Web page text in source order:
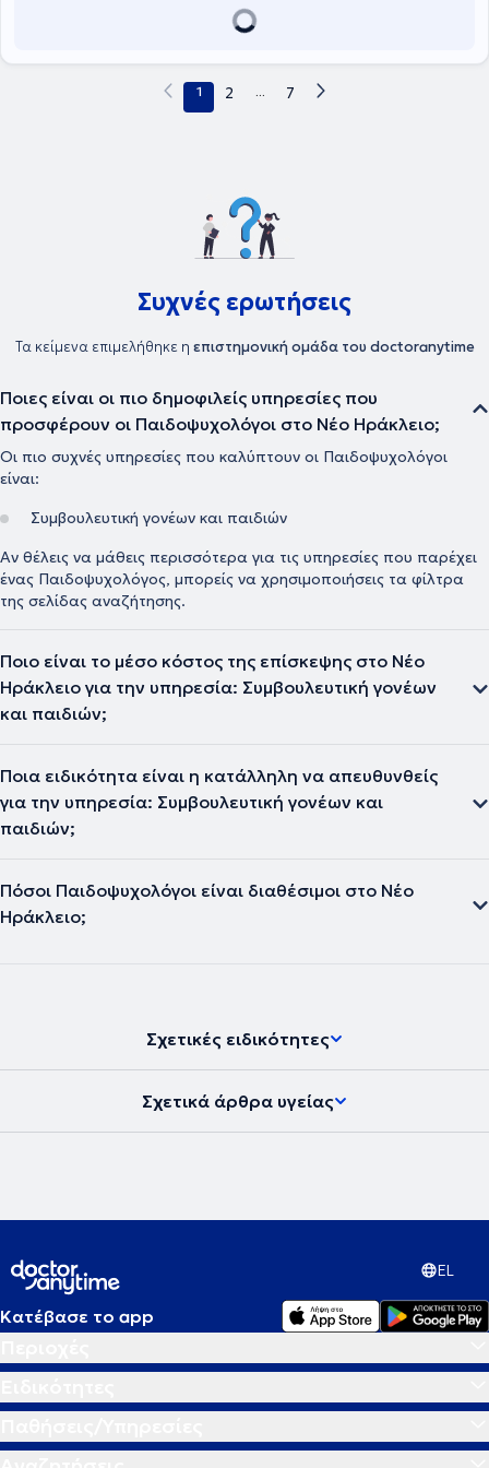
1 2 ... 7
Συχνές ερωτήσεις
Τα κείμενα επιμελήθηκε η επιστημονική ομάδα του doctoranytime
Ποιες είναι οι πιο δημοφιλείς υπηρεσίες που
προσφέρουν οι Παιδοψυχολόγοι στο Νέο Ηράκλειο;
Οι πιο συχνές υπηρεσίες που καλύπτουν οι Παιδοψυχολόγοι
είναι:
Συμβουλευτική γονέων και παιδιών
Αν θέλεις να μάθεις περισσότερα για τις υπηρεσίες που παρέχει
ένας Παιδοψυχολόγος, μπορείς να χρησιμοποιήσεις τα φίλτρα
της σελίδας αναζήτησης.
Ποιο είναι το μέσο κόστος της επίσκεψης στο Νέο
Ηράκλειο για την υπηρεσία: Συμβουλευτική γονέων
και παιδιών;
Ποια ειδικότητα είναι η κατάλληλη να απευθυνθείς
για την υπηρεσία: Συμβουλευτική γονέων και
παιδιών;
Πόσοι Παιδοψυχολόγοι είναι διαθέσιμοι στο Νέο
Ηράκλειο;
Σχετικές ειδικότητες
Σχετικά άρθρα υγείας
EL
Κατέβασε το app